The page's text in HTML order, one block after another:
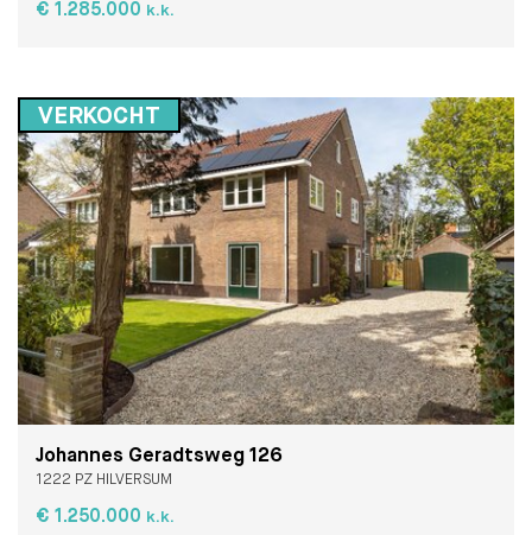
€ 1.285.000 k.k.
VERKOCHT
Johannes Geradtsweg 126
1222 PZ HILVERSUM
€ 1.250.000 k.k.